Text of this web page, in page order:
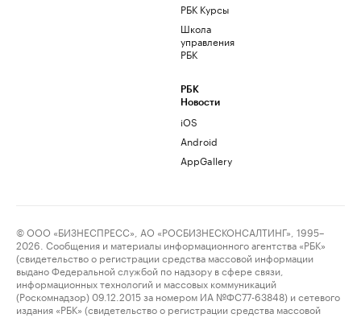
РБК Курсы
Школа
управления
РБК
РБК
Новости
iOS
Android
AppGallery
© ООО «БИЗНЕСПРЕСС», АО «РОСБИЗНЕСКОНСАЛТИНГ», 1995–
2026. Сообщения и материалы информационного агентства «РБК»
(свидетельство о регистрации средства массовой информации
выдано Федеральной службой по надзору в сфере связи,
информационных технологий и массовых коммуникаций
(Роскомнадзор) 09.12.2015 за номером ИА №ФС77-63848) и сетевого
издания «РБК» (свидетельство о регистрации средства массовой